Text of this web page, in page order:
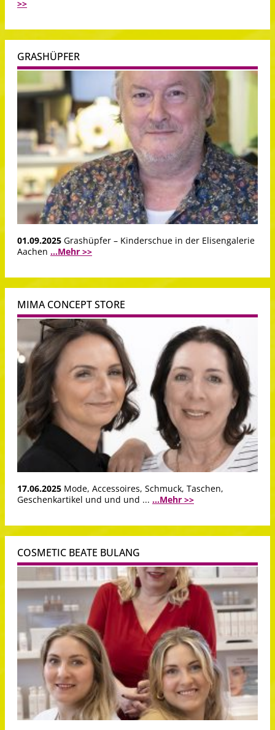
>>
GRASHÜPFER
01.09.2025 Grashüpfer – Kinderschue in der Elisengalerie
Aachen ...Mehr >>
MIMA CONCEPT STORE
17.06.2025 Mode, Accessoires, Schmuck, Taschen,
Geschenkartikel und und und ... ...Mehr >>
COSMETIC BEATE BULANG